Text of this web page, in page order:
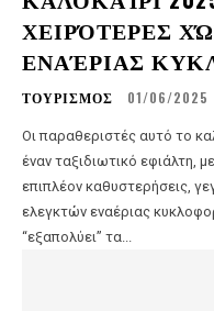
ΧΕΙΡΌΤΕΡΕΣ
ΕΝΑΈΡΙΑΣ
ΤΟΥΡΙΣΜΟΣ 01/06/2025
Οι παραθεριστές αυτό το
έναν ταξιδιωτικό εφιάλτη,
επιπλέον καθυστερήσεις,
ελεγκτών εναέριας
“εξαπολύει” τα...